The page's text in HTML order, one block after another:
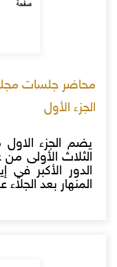
الجزء الأول
يضم الجزء
الدور الأكبر في
المنهار بعد الجلاء عام